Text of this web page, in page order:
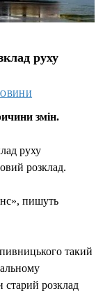
руху
змін.
руху
розклад.
пишуть
такий
старий розклад